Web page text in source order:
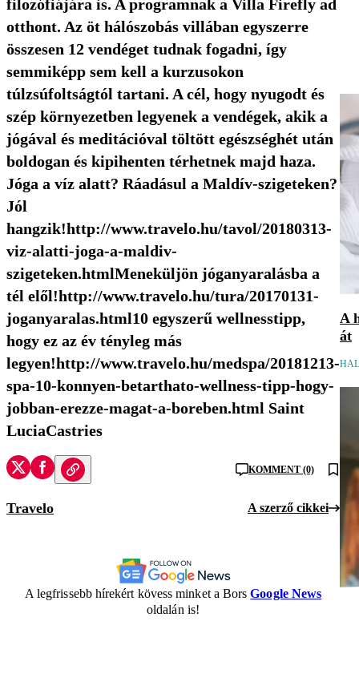
filozófiájára is. A programnak a Villa Firefly ad
otthont. Az öt hálószobás villában egyszerre
összesen 12 vendéget tudnak fogadni, így
semmiképp sem kell a kurzusokon
túlzsúfoltságtól tartani. A cél, hogy nyugodt és
szép környezetben legyenek a vendégek, akik a
jógával és meditációval töltött egészséghét után
boldogan és kipihenten térhetnek majd haza.
Jóga a víz alatt? Ráadásul a Maldív-szigeteken?
Jól
hangzik!http://www.travelo.hu/tavol/20180313-
viz-alatti-joga-a-maldiv-
szigeteken.htmlMeneküljön jóganyaralásba a
tél elől!http://www.travelo.hu/tura/20170131-
joganyaralas.html10 egyszerű wellnesstipp,
hogy ez az év tényleg más
legyen!http://www.travelo.hu/medspa/20181213-
spa-10-konnyen-betarthato-wellness-tipp-hogy-
jobban-erezze-magat-a-boreben.html Saint
LuciaCastries
KOMMENT (0)
Travelo A szerző cikkei
A legfrissebb hírekért kövess minket a BorsGoogle News
oldalán is!
A
át